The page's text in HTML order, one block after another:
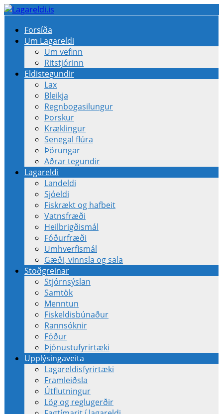
Forsíða
Um Lagareldi
Um vefinn
Ritstjórinn
Eldistegundir
Lax
Bleikja
Regnbogasilungur
Þorskur
Kræklingur
Senegal flúra
Þörungar
Aðrar tegundir
Lagareldi
Landeldi
Sjóeldi
Fiskrækt og hafbeit
Vatnsfræði
Heilbrigðismál
Fóðurfræði
Umhverfismál
Gæði, vinnsla og sala
Stoðgreinar
Stjórnsýslan
Samtök
Menntun
Fiskeldisbúnaður
Rannsóknir
Fóður
Þjónustufyrirtæki
Upplýsingaveita
Lagareldisfyrirtæki
Framleiðsla
Útflutningur
Lög og reglugerðir